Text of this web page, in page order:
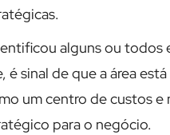
alguns ou todos
é sinal de que a área
um centro de custos e
para o negócio.